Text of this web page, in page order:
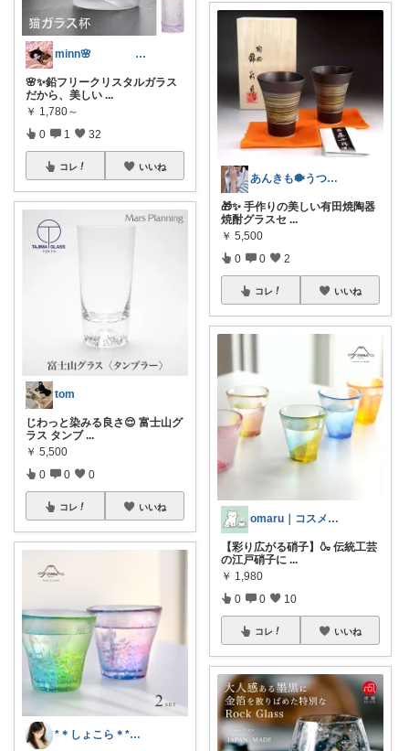
minn🌸 358
🌸✨鉛フリークリスタルガラス
だから、美しい ...
￥ 1,780～
0 1 32
コレ いいね
tom
じわっと染みる良さ😌 富士山グ
ラス タンブ ...
￥ 5,500
0 0 0
コレ いいね
*＊しょこら＊*朝コレ
あんきも🐡うつわ好き/10日購入感謝
🎁✨ 手作りの美しい有田焼陶器
焼酎グラスセ ...
￥ 5,500
0 0 2
コレ いいね
omaru｜コスメと大人女子の暮らし
【彩り広がる硝子】🍶 伝統工芸
の江戸硝子に ...
￥ 1,980
0 0 10
コレ いいね